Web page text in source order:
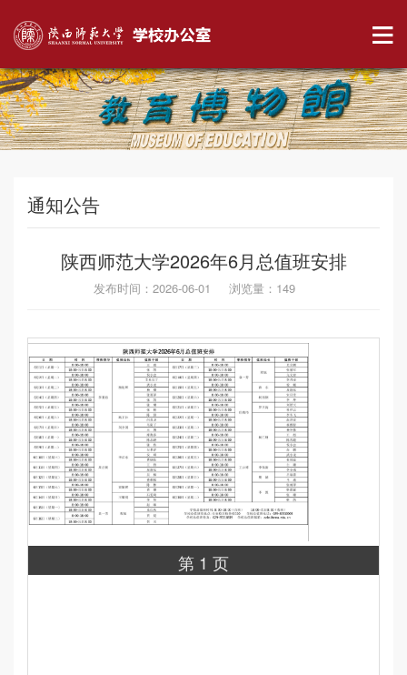
通知公告
陕西师范大学2026年6月总值班安排
发布时间：2026-06-01 浏览量： 149
第 1 页